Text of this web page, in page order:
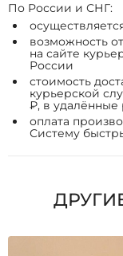
По России и СНГ:
возможность
на сайте
России
стоимость
курьерской
₽, в удалённые
оплата
Систему